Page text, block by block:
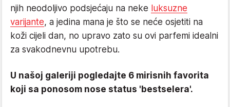
njih neodoljivo podsjećaju na neke luksuzne
varijante, a jedina mana je što se neće osjetiti na
koži cijeli dan, no upravo zato su ovi parfemi idealni
za svakodnevnu upotrebu.
U našoj galeriji pogledajte 6 mirisnih favorita
koji sa ponosom nose status 'bestselera'.